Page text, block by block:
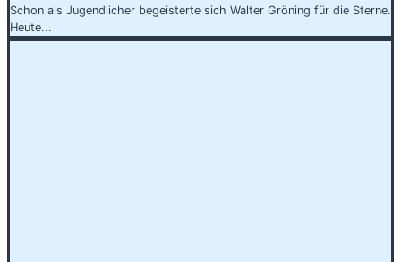
Schon als Jugendlicher begeisterte sich Walter Gröning für die Sterne.
Heute...